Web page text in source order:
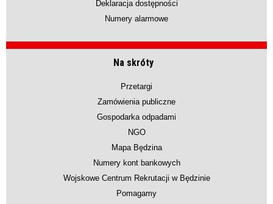
Deklaracja dostępności
Numery alarmowe
Na skróty
Przetargi
Zamówienia publiczne
Gospodarka odpadami
NGO
Mapa Będzina
Numery kont bankowych
Wojskowe Centrum Rekrutacji w Będzinie
Pomagamy